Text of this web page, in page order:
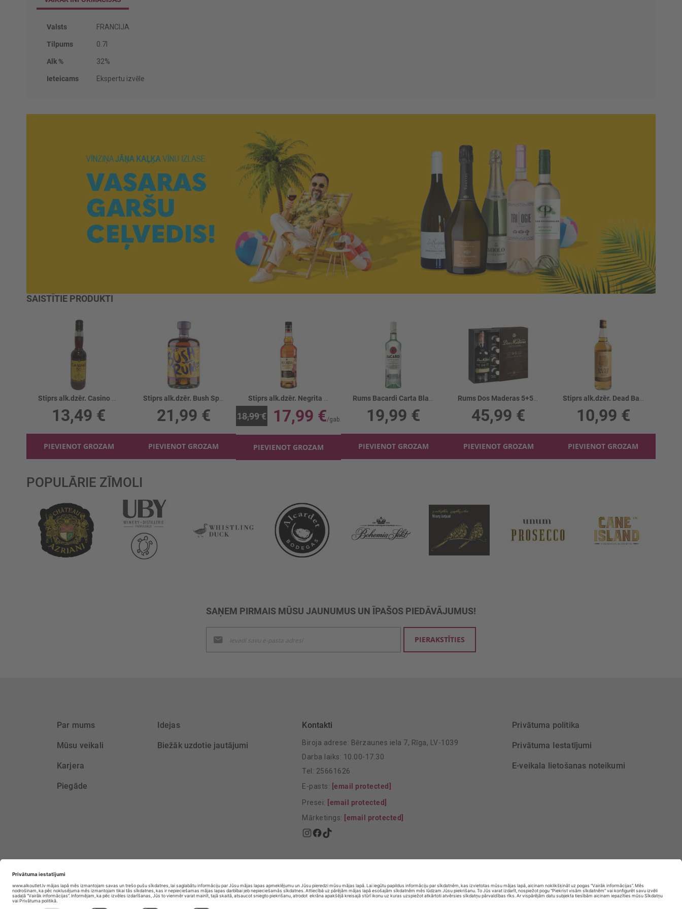
Vairāk
Valsts FRANCIJA
Tilpums 0.7l
Alk % 32%
Ieteicams Ekspertu izvēle
SAISTĪTIE PRODUKTI
Stiprs alk.dzēr. Casino 50%
13,49 €
PIEVIENOT GROZAM
Stiprs alk.dzēr. Bush Spiced Mango 37.5%
21,99 €
PIEVIENOT GROZAM
Stiprs alk.dzēr. Negrita Spice 35%
18,99 € 17,99 €
PIEVIENOT GROZAM
Rums Bacardi Carta Blanca 37.5%
19,99 €
PIEVIENOT GROZAM
Rums Dos Maderas 5+5 40% + 4 pud.
45,99 €
PIEVIENOT GROZAM
Stiprs alk.dzēr. Dead Bart Spiced 32%
10,99 €
PIEVIENOT GROZAM
POPULĀRIE ZĪMOLI
SAŅEM PIRMAIS MŪSU JAUNUMUS UN ĪPAŠOS PIEDĀVĀJUMUS!
jaunumu
saņemšanai:
PIERAKSTĪTIES
Par mums
Mūsu veikali
Karjera
Piegāde
Idejas
Biežāk uzdotie jautājumi
Kontakti
Biroja adrese: Bērzaunes iela 7, Rīga, LV-1039
Darba laiks: 10.00-17.30
Tel: 25661626
E-pasts: [email protected]
Presei: [email protected]
Mārketings: [email protected]
Privātuma politika
Privātuma Iestatījumi
E-veikala lietošanas noteikumi